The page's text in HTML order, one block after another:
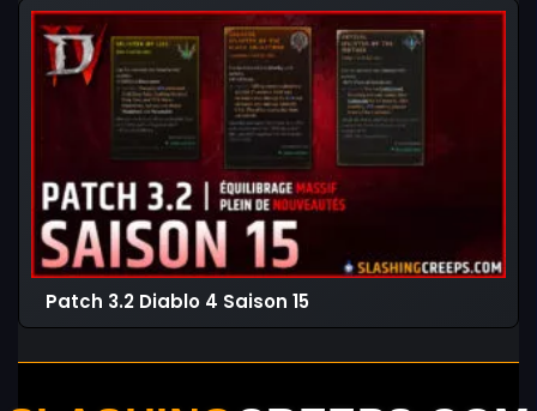
Patch 3.2 Diablo 4 Saison 15